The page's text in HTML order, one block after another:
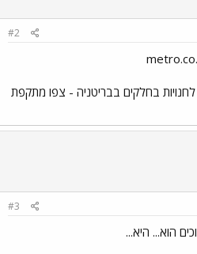
#2
בחלקים בבריטניה - צפו מתקפת
#3
הוא... היא...